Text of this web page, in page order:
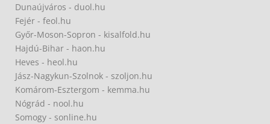
Dunaújváros - duol.hu
Fejér - feol.hu
Győr-Moson-Sopron - kisalfold.hu
Hajdú-Bihar - haon.hu
Heves - heol.hu
Jász-Nagykun-Szolnok - szoljon.hu
Komárom-Esztergom - kemma.hu
Nógrád - nool.hu
Somogy - sonline.hu